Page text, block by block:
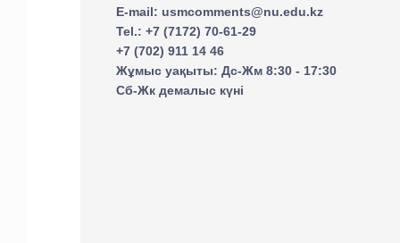
E-mail: usmcomments@nu.edu.kz
Tel.: +7 (7172) 70-61-29
+7 (702) 911 14 46
Жұмыс уақыты: Дс-Жм 8:30 - 17:30
Сб-Жк демалыс күні